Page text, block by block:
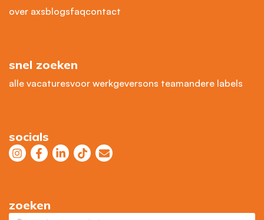
over axsblogsfaqcontact
snel zoeken
alle vacaturesvoor werkgeversons teamandere labels
socials
zoeken